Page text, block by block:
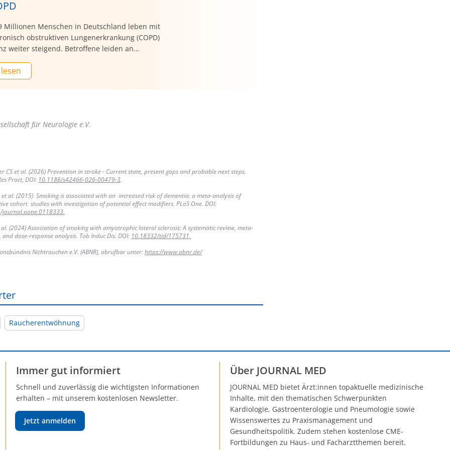
Millionen Menschen in Deutschland leben mit
obstruktiven Lungenerkrankung (COPD)
weiter steigend. Betroffene leiden an
allem zu anhaltendem Husten, Auswurf und
Atemnot, sodass alltägliche Aktivitäten
ist der Hauptauslöser für die meisten COPD-
das Beenden des Rauchens ist entscheidend,
Taube, Präsident der Deutschen Gesellschaft
und Beatmungsmedizin (DGP)
des Welt-COPD-Tages am 19. November.
für Neurologie e.V.
CS et al. (2026) Prevention in stroke - Current state, present gaps and probable next steps.
Pract, DOI: 10.1186/s42466-026-00479-3.
et al. (2015) Smoking is associated with an increased risk of dementia: a meta-analysis of
cohort studies with investigation of potential effect modifiers. PLoS One. DOI:
journal.pone.0118333.
al. (2024) Association of smoking with amyotrophic lateral sclerosis: A systematic review, meta-
and dose-response analysis. Tob Induc Dis. DOI: 10.18332/tid/175731.
Nichtrauchen e.V. (ABNR), abrufbar unter:https://www.abnr.de/
Raucherentwöhnung
Immer gut informiert
Schnell und zuverlässig die wichtigsten Informationen
erhalten – mit unserem kostenlosen Newsletter.
Jetzt anmelden
Über JOURNAL MED
JOURNAL MED bietet Ärzt:innen topaktuelle medizinische
Inhalte, mit den thematischen Schwerpunkten
Kardiologie, Gastroenterologie und Pneumologie sowie
Wissenswertes zu Praxismanagement und
Gesundheitspolitik. Zudem stehen kostenlose CME-
Fortbildungen zu Haus- und Facharztthemen bereit.